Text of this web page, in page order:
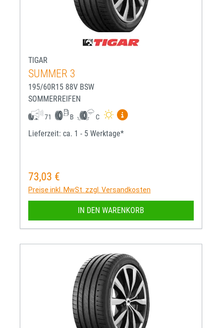
TIGAR
SUMMER 3
195/60R15 88V BSW
SOMMERREIFEN
71 B C
Mehr Informationen zum
Lieferzeit: ca. 1 - 5 Werktage*
Regulärer Preis:
73,03 €
Preise inkl. MwSt. zzgl. Versandkosten
IN DEN WARENKORB